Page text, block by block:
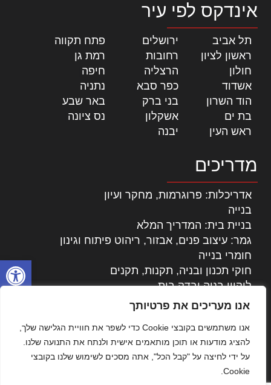
פתח
אנו מעריכים את פרטיותך
אנו משתמשים בקובצי Cookie כדי לשפר את חוויית הגלישה שלך,
להציג מודעות או תוכן מותאמים אישית ולנתח את התנועה שלנו.
על ידי לחיצה על "קבל הכל", אתה מסכים לשימוש שלנו בקובצי
Cookie.
אינדקס לפי עיר
תל אביב ירושלים פתח תקווה
ראשון לציון
רחובות רמת גן
חולון
הרצליה חיפה
אשדוד
כפר סבא נתניה
הוד השרון
בני ברק באר שבע
בת ים
אשקלון נס ציונה
ראש העין
יבנה
מדריכים
אדריכלות: פרוגרמות, מחקר ועיון
בנייה
בניית בית: המדריך המלא
גמר: עיצוב פנים, אבזור, ריהוט פיתוח וגינון
חומרי בנייה
חוקי תכנון ובניה, תקנות, תקנים
ליקויי בניה ובדק בית
נדל"ן: זכויות, אגרות ועסקאות
עקרונות ניהול אחזקה מתקדמות
צילום אדריכלי
שיווק נדלן
שיטות בניה: מפרטים והמלצות